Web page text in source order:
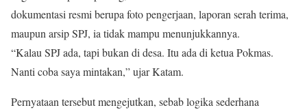
dokumentasi resmi berupa foto pengerjaan, laporan serah terima,
maupun arsip SPJ, ia tidak mampu menunjukkannya.
“Kalau SPJ ada, tapi bukan di desa. Itu ada di ketua Pokmas.
Nanti coba saya mintakan,” ujar Katam.
Pernyataan tersebut mengejutkan, sebab logika sederhana